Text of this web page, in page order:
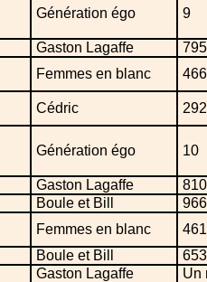
Génération égo 9
Gaston Lagaffe
795
Femmes en blanc 466
Cédric 292
Génération égo 10
Gaston Lagaffe
810
Boule et Bill
966
Femmes en blanc
461
Boule et Bill
Gaston Lagaffe
Un